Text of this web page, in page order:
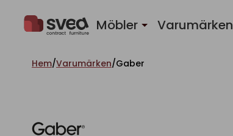
Möbler Varumärken
Hem/Varumärken/Gaber